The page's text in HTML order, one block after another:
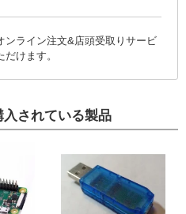
ンライン注文&店頭受取りサービ
けます。
入されている製品